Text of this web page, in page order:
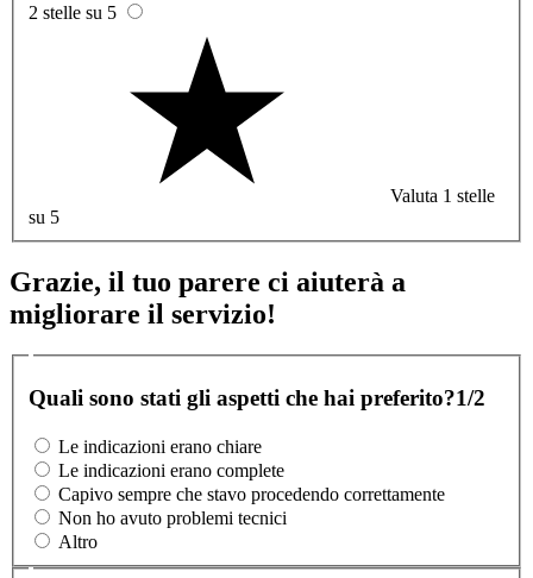
2 stelle su 5
Valuta 1 stelle
su 5
Grazie, il tuo parere ci aiuterà a
migliorare il servizio!
Quali sono stati gli aspetti che hai preferito?1/2
Le indicazioni erano chiare
Le indicazioni erano complete
Capivo sempre che stavo procedendo correttamente
Non ho avuto problemi tecnici
Altro